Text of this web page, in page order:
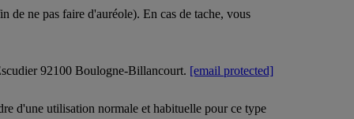
de ne pas faire d'auréole). En cas de tache, vous
92100 Boulogne-Billancourt. [email protected]
d'une utilisation normale et habituelle pour ce type